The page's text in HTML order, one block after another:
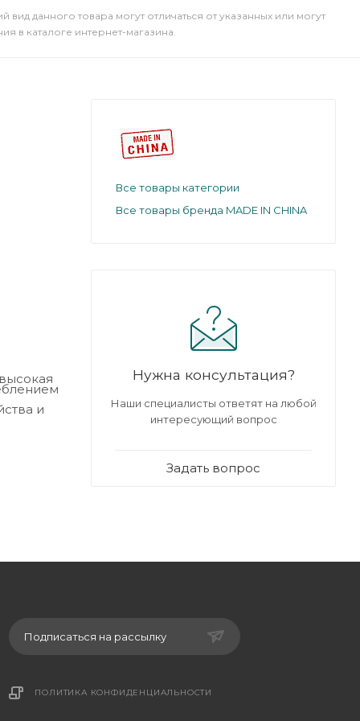
вид данного товара могут отличаться от указанных или могут
в каталоге интернет-магазина.
и
Все товары категории
Все товары бренда MADE IN CHINA
Нужна консультация?
Наши специалисты ответят на любой
интересующий вопрос
Задать вопрос
Подписаться на рассылку
ПОЛИТИКА КОНФИДЕНЦИАЛЬНОСТИ